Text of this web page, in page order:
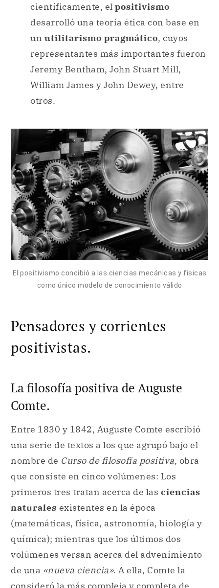
científicamente, el positivismo
desarrolló una teoría ética con base en
un utilitarismo pragmático, cuyos
representantes más importantes fueron
Jeremy Bentham, John Stuart Mill,
William James y John Dewey, entre
otros.
El positivismo concibió a las ciencias mecánicas y físicas
como único modelo de conocimiento válido
Pensadores y corrientes
positivistas.
La filosofía positiva de Auguste
Comte.
Entre 1830 y 1842, Auguste Comte escribió
una serie de textos a los que agrupó bajo el
nombre de Curso de filosofía positiva, obra
que consiste en cinco volúmenes: Los
primeros tres tratan acerca de las ciencias
naturales existentes en la época
(matemáticas, física, astronomía, biología y
química); mientras que los últimos dos
volúmenes versan acerca del advenimiento
de una «nueva ciencia». A ella, Comte la
consideró la más compleja y completa de